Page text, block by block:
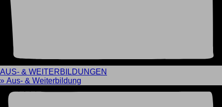
AUS- & WEITERBILDUNGEN
» Aus- & Weiterbildung